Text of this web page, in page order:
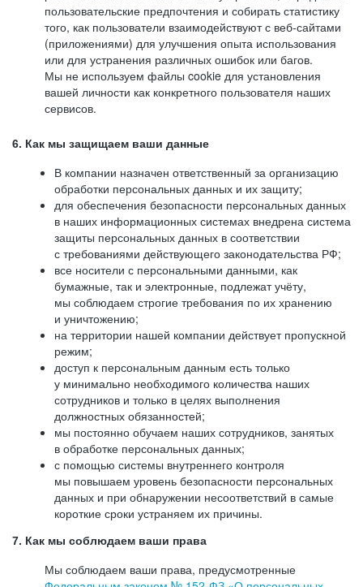
пользовательские предпочтения и собирать статистику
того, как пользователи взаимодействуют с веб-сайтами
(приложениями) для улучшения опыта использования
или для устранения различных ошибок или багов.
Мы не используем файлы cookie для установления
вашей личности как конкретного пользователя наших
сервисов.
6. Как мы защищаем ваши данные
В компании назначен ответственный за организацию
обработки персональных данных и их защиту;
для обеспечения безопасности персональных данных
в наших информационных системах внедрена система
защиты персональных данных в соответствии
с требованиями действующего законодательства РФ;
все носители с персональными данными, как
бумажные, так и электронные, подлежат учёту,
мы соблюдаем строгие требования по их хранению
и уничтожению;
на территории нашей компании действует пропускной
режим;
доступ к персональным данным есть только
у минимально необходимого количества наших
сотрудников и только в целях выполнения
должностных обязанностей;
мы постоянно обучаем наших сотрудников, занятых
в обработке персональных данных;
с помощью системы внутреннего контроля
мы повышаем уровень безопасности персональных
данных и при обнаружении несоответствий в самые
короткие сроки устраняем их причины.
7. Как мы соблюдаем ваши права
Мы соблюдаем ваши права, предусмотренные